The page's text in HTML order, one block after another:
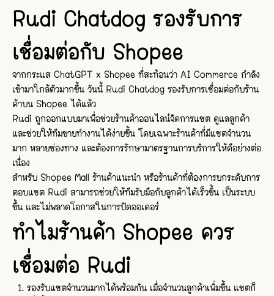
Rudi Chatdog รองรับการ
เชื่อมต่อกับ Shopee
จากกระแส ChatGPT x Shopee ที่สะท้อนว่า AI Commerce กำลัง
เข้ามาใกล้ตัวมากขึ้น วันนี้ Rudi Chatdog รองรับการเชื่อมต่อกับร้าน
ค้าบน Shopee ได้แล้ว
Rudi ถูกออกแบบมาเพื่อช่วยร้านค้าออนไลน์จัดการแชต ดูแลลูกค้า
และช่วยให้ทีมขายทำงานได้ง่ายขึ้น โดยเฉพาะร้านค้าที่มีแชตจำนวน
มาก หลายช่องทาง และต้องการรักษามาตรฐานการบริการให้ดีอย่างต่อ
เนื่อง
สำหรับ Shopee Mall ร้านค้าแนะนำ หรือร้านค้าที่ต้องการยกระดับการ
ตอบแชต Rudi สามารถช่วยให้ทีมรับมือกับลูกค้าได้เร็วขึ้น เป็นระบบ
ขึ้น และไม่พลาดโอกาสในการปิดออเดอร์
ทำไมร้านค้า Shopee ควร
เชื่อมต่อ Rudi
รองรับแชตจำนวนมากได้พร้อมกัน เมื่อจำนวนลูกค้าเพิ่มขึ้น แชตก็